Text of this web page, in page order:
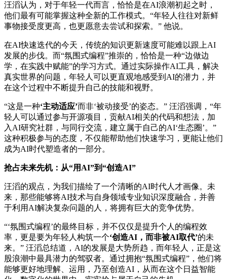
汪滔认为，对于年轻一代而言，恰恰是在AI浪潮初起之时，
他们最有可能掌握这种全新的工作模式。“年轻人往往对新鲜
事物接受度更高，也更愿意去尝试和探索。” 他说。
在AI快速迭代的今天，传统的知识更新速度可能难以跟上AI
发展的步伐。而“氛围式编程”推崇的，恰恰是一种“边做边
学，在实践中赋能”的学习方式。通过实际操作AI工具，解决
真实世界的问题，年轻人可以更直观地感受到AI的潜力，并
在这个过程中不断提升自己的技能和视野。
“这是一种‘主动适应’而非‘被动接受’的姿态。” 汪滔强调，“年
轻人可以通过参与开源项目，贡献AI相关的代码和想法，加
入AI研究社群，与同行交流，建立属于自己的AI‘生态圈’。”
这种积极参与的态度，不仅能帮助他们快速学习，更能让他们
成为AI时代塑造者的一部分。
抢占未来先机：从“用AI”到“创造AI”
汪滔的观点，为我们描绘了一个清晰的AI时代人才画像。未
来，那些能够将AI技术与自身领域专业知识深度融合，并善
于利用AI解决复杂问题的人，将拥有巨大的竞争优势。
“‘氛围式编程’的最终目标，并不仅仅是提升个人的编程效
率，更是要为年轻人构筑一个‘创造AI，而非被AI取代’的未
来。” 汪滔总结道，AI的发展是大势所趋，而年轻人，正是这
股浪潮中最具潜力的驾驭者。通过拥抱“氛围式编程”，他们将
能够更好地理解、运用，乃至创造AI，从而在这个日益智能